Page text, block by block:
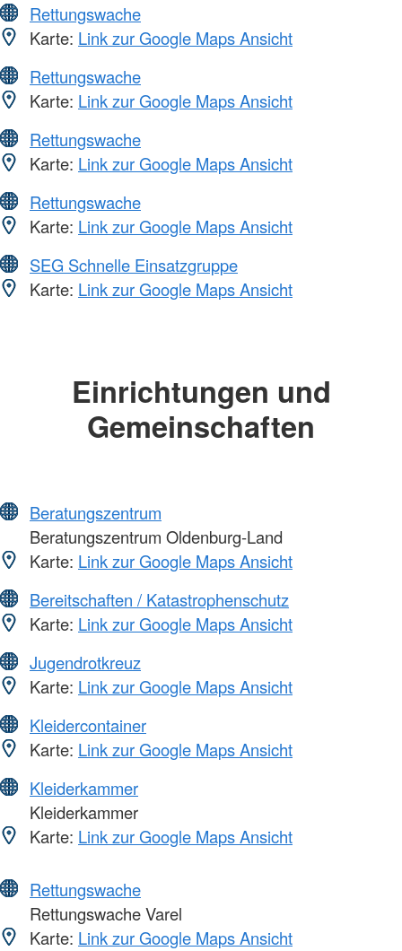
Rettungswache
Karte: Link zur Google Maps Ansicht
Rettungswache
Karte: Link zur Google Maps Ansicht
Rettungswache
Karte: Link zur Google Maps Ansicht
Rettungswache
Karte: Link zur Google Maps Ansicht
SEG Schnelle Einsatzgruppe
Karte: Link zur Google Maps Ansicht
Einrichtungen und
Gemeinschaften
Beratungszentrum
Beratungszentrum Oldenburg-Land
Karte: Link zur Google Maps Ansicht
Bereitschaften / Katastrophenschutz
Karte: Link zur Google Maps Ansicht
Jugendrotkreuz
Karte: Link zur Google Maps Ansicht
Kleidercontainer
Karte: Link zur Google Maps Ansicht
Kleiderkammer
Kleiderkammer
Karte: Link zur Google Maps Ansicht
Rettungswache
Rettungswache Varel
Karte: Link zur Google Maps Ansicht